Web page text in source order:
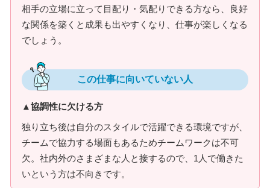
相手の立場に立って目配り・気配りできる方なら、良好
な関係を築くと成果も出やすくなり、仕事が楽しくなる
でしょう。
この仕事に向いていない人
▲協調性に欠ける方
独り立ち後は自分のスタイルで活躍できる環境ですが、
チームで協力する場面もあるためチームワークは不可
欠。社内外のさまざまな人と接するので、1人で働きた
いという方は不向きです。